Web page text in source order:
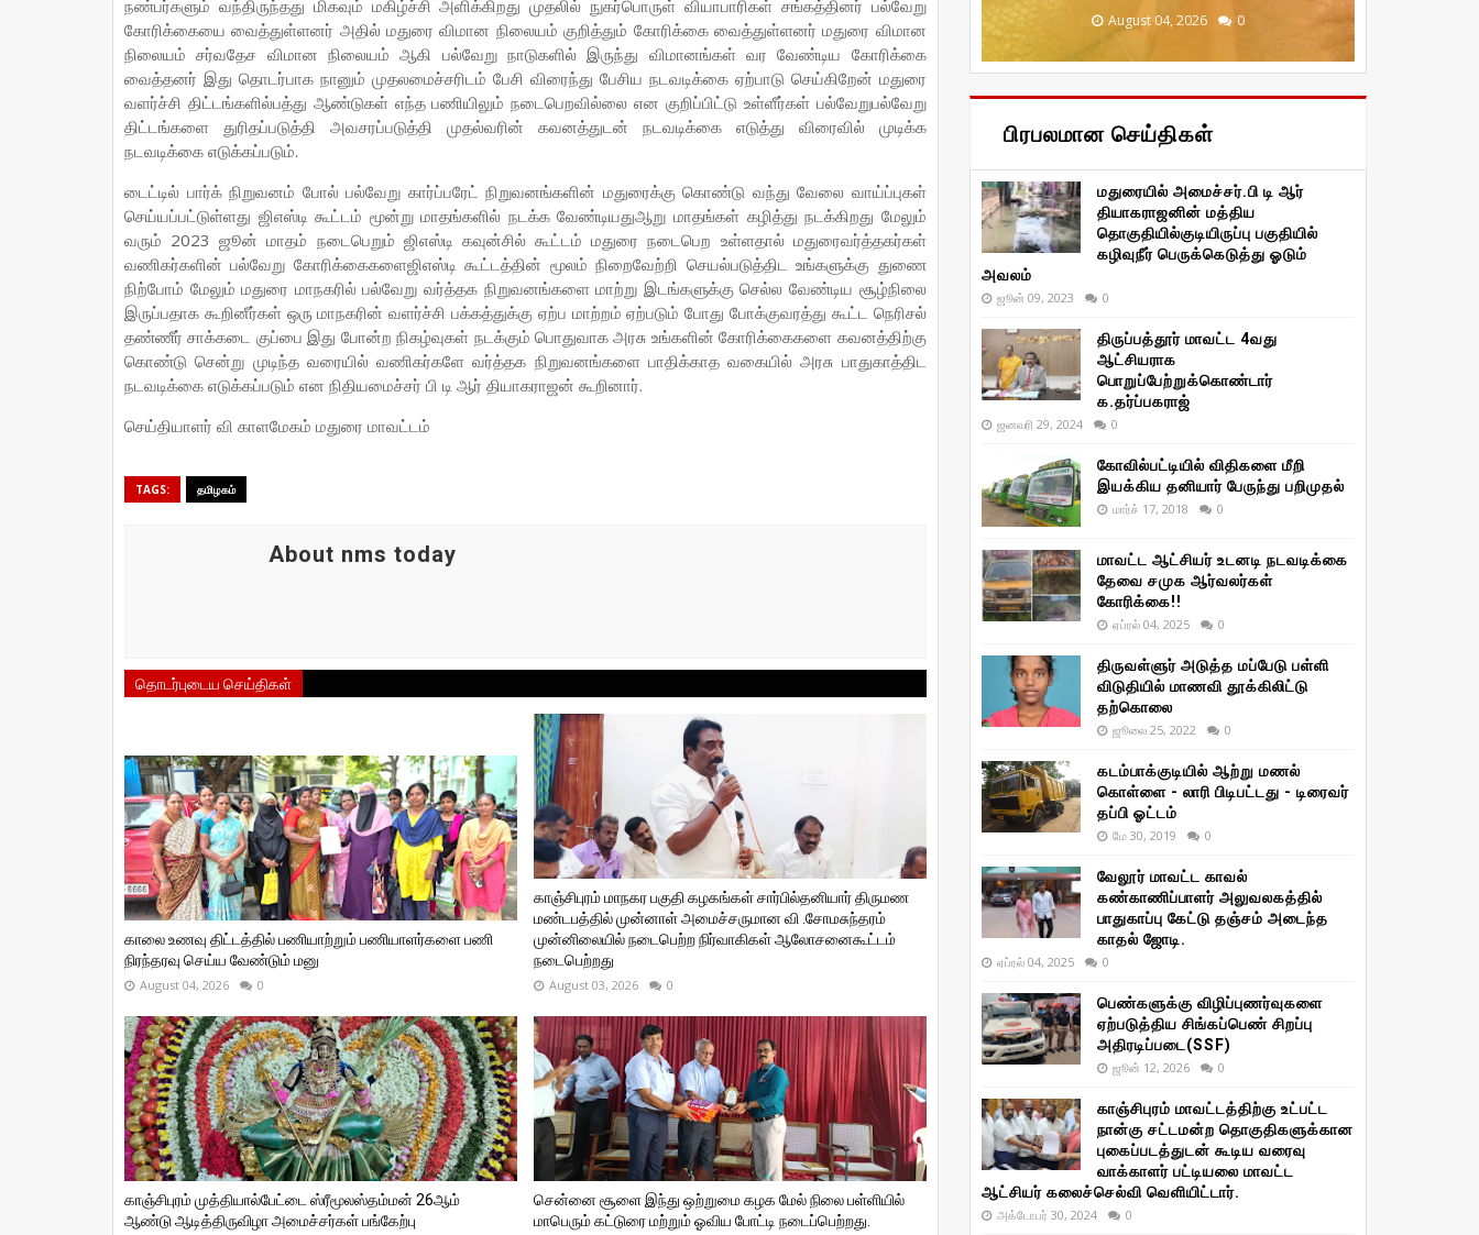
நண்பர்களும் வந்திருந்தது மிகவும் மகிழ்ச்சி அளிக்கிறது முதலில் நுகர்பொருள் வியாபாரிகள் சங்கத்தினர் பல்வேறு
கோரிக்கையை வைத்துள்ளனர் அதில் மதுரை விமான நிலையம் குறித்தும் கோரிக்கை வைத்துள்ளனர் மதுரை விமான
நிலையம் சர்வதேச விமான நிலையம் ஆகி பல்வேறு நாடுகளில் இருந்து விமானங்கள் வர வேண்டிய கோரிக்கை
வைத்தனர் இது தொடர்பாக நானும் முதலமைச்சரிடம் பேசி விரைந்து பேசிய நடவடிக்கை ஏற்பாடு செய்கிறேன் மதுரை
வளர்ச்சி திட்டங்களில்பத்து ஆண்டுகள் எந்த பணியிலும் நடைபெறவில்லை என குறிப்பிட்டு உள்ளீர்கள் பல்வேறுபல்வேறு
திட்டங்களை துரிதப்படுத்தி அவசரப்படுத்தி முதல்வரின் கவனத்துடன் நடவடிக்கை எடுத்து விரைவில் முடிக்க
நடவடிக்கை எடுக்கப்படும்.
டைட்டில் பார்க் நிறுவனம் போல் பல்வேறு கார்ப்பரேட் நிறுவனங்களின் மதுரைக்கு கொண்டு வந்து வேலை வாய்ப்புகள்
செய்யப்பட்டுள்ளது ஜிஎஸ்டி கூட்டம் மூன்று மாதங்களில் நடக்க வேண்டியதுஆறு மாதங்கள் கழித்து நடக்கிறது மேலும்
வரும் 2023 ஜூன் மாதம் நடைபெறும் ஜிஎஸ்டி கவுன்சில் கூட்டம் மதுரை நடைபெற உள்ளதால் மதுரைவர்த்தகர்கள்
வணிகர்களின் பல்வேறு கோரிக்கைகளைஜிஎஸ்டி கூட்டத்தின் மூலம் நிறைவேற்றி செயல்படுத்திட உங்களுக்கு துணை
நிற்போம் மேலும் மதுரை மாநகரில் பல்வேறு வர்த்தக நிறுவனங்களை மாற்று இடங்களுக்கு செல்ல வேண்டிய சூழ்நிலை
இருப்பதாக கூறினீர்கள் ஒரு மாநகரின் வளர்ச்சி பக்கத்துக்கு ஏற்ப மாற்றம் ஏற்படும் போது போக்குவரத்து கூட்ட நெரிசல்
தண்ணீர் சாக்கடை குப்பை இது போன்ற நிகழ்வுகள் நடக்கும் பொதுவாக அரசு உங்களின் கோரிக்கைகளை கவனத்திற்கு
கொண்டு சென்று முடிந்த வரையில் வணிகர்களே வர்த்தக நிறுவனங்களை பாதிக்காத வகையில் அரசு பாதுகாத்திட
நடவடிக்கை எடுக்கப்படும் என நிதியமைச்சர் பி டி ஆர் தியாகராஜன் கூறினார்.
செய்தியாளர் வி காளமேகம் மதுரை மாவட்டம்
TAGS: தமிழகம்
About nms today
தொடர்புடைய செய்திகள்
காலை உணவு திட்டத்தில் பணியாற்றும் பணியாளர்களை பணி
நிரந்தரவு செய்ய வேண்டும் மனு
August 04, 2026 0
காஞ்சிபுரம் மாநகர பகுதி கழகங்கள் சார்பில்தனியார் திருமண
மண்டபத்தில் முன்னாள் அமைச்சருமான வி ‌.சோமசுந்தரம்
முன்னிலையில் நடைபெற்ற நிர்வாகிகள் ஆலோசனைகூட்டம்
நடைபெற்றது
August 03, 2026 0
காஞ்சிபுரம் முத்தியால்பேட்டை ஸ்ரீமூலஸ்தம்மன் 26ஆம்
ஆண்டு ஆடித்திருவிழா அமைச்சர்கள் பங்கேற்பு
சென்னை சூளை இந்து ஒற்றுமை கழக மேல் நிலை பள்ளியில்
மாபெரும் கட்டுரை மற்றும் ஓவிய போட்டி நடைப்பெற்றது.
August 04, 2026 0
August 04, 2026 0
January 29, 2026 0
January 29, 2026 0
December 20, 2025
பிரபலமான செய்திகள்
மதுரையில் அமைச்சர்.பி டி ஆர்
தியாகராஜனின் மத்திய
தொகுதியில்குடியிருப்பு பகுதியில்
கழிவுநீர் பெருக்கெடுத்து ஓடும்
அவலம்
ஜூன் 09, 2023 0
திருப்பத்தூர் மாவட்ட 4வது
ஆட்சியராக
பொறுப்பேற்றுக்கொண்டார்
க.தர்ப்பகராஜ்
ஜனவரி 29, 2024 0
கோவில்பட்டியில் விதிகளை மீறி
இயக்கிய தனியார் பேருந்து பறிமுதல்
மார்ச் 17, 2018 0
மாவட்ட ஆட்சியர் உடனடி நடவடிக்கை
தேவை சமுக ஆர்வலர்கள்
கோரிக்கை!!
ஏப்ரல் 04, 2025 0
திருவள்ளுர் அடுத்த மப்பேடு பள்ளி
விடுதியில் மாணவி தூக்கிலிட்டு
தற்கொலை
ஜூலை 25, 2022 0
கடம்பாக்குடியில் ஆற்று மணல்
கொள்ளை - லாரி பிடிபட்டது - டிரைவர்
தப்பி ஓட்டம்
மே 30, 2019 0
வேலூர் மாவட்ட காவல்
கண்காணிப்பாளர் அலுவலகத்தில்
பாதுகாப்பு கேட்டு தஞ்சம் அடைந்த
காதல் ஜோடி.
ஏப்ரல் 04, 2025 0
பெண்களுக்கு விழிப்புணர்வுகளை
ஏற்படுத்திய சிங்கப்பெண் சிறப்பு
அதிரடிப்படை(SSF)
ஜூன் 12, 2026 0
காஞ்சிபுரம் மாவட்டத்திற்கு உட்பட்ட
நான்கு சட்டமன்ற தொகுதிகளுக்கான
புகைப்படத்துடன் கூடிய வரைவு
வாக்காளர் பட்டியலை மாவட்ட
ஆட்சியர் கலைச்செல்வி வெளியிட்டார்.
அக்டோபர் 30, 2024 0